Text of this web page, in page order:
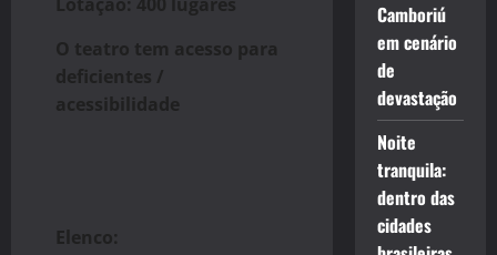
O teatro tem acesso para
deficientes /
acessibilidade
Elenco:
Camboriú
em cenário
de
devastação
Noite
tranquila:
dentro das
cidades